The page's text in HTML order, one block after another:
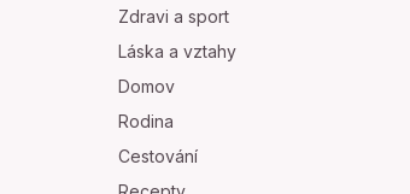
Zdravi a sport
Láska a vztahy
Domov
Rodina
Cestování